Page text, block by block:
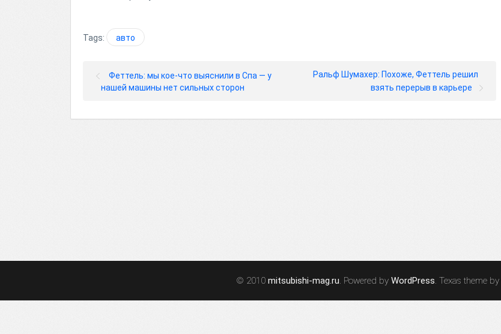
Tags: авто
Феттель: мы кое-что выяснили в Спа — у
нашей машины нет сильных сторон
Ральф Шумахер: Похоже, Феттель решил
взять перерыв в карьере
© 2010 mitsubishi-mag.ru. Powered by WordPress. Texas theme by